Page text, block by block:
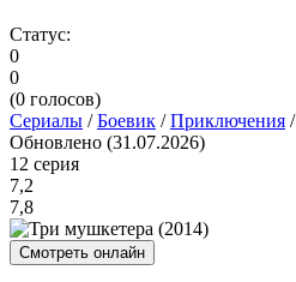
Статус:
0
0
(0 голосов)
Сериалы /Боевик /Приключения /
Обновлено (31.07.2026)
12 серия
7,2
7,8
Смотреть онлайн